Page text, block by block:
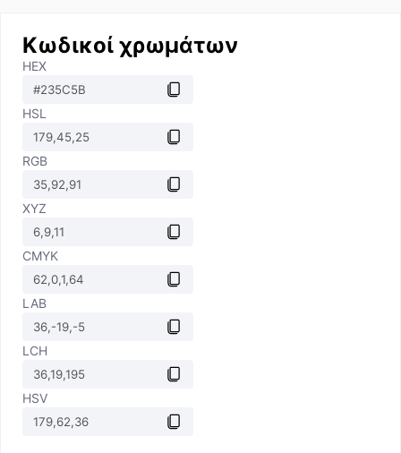
Κωδικοί χρωμάτων
HEX
HSL
RGB
XYZ
CMYK
LAB
LCH
HSV